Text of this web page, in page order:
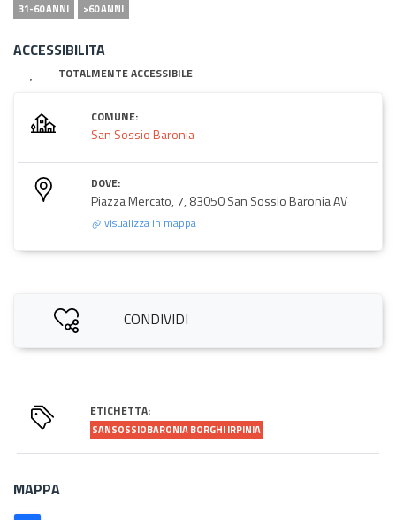
31-60 ANNI
>60 ANNI
ACCESSIBILITA
TOTALMENTE ACCESSIBILE
COMUNE:
San Sossio Baronia
DOVE:
Piazza Mercato, 7, 83050 San Sossio Baronia AV
visualizza in mappa
CONDIVIDI
ETICHETTA:
SANSOSSIOBARONIA BORGHI IRPINIA
MAPPA